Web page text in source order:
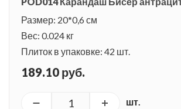
Размер: 20*0,6 см
Вес: 0.024 кг
Плиток в упаковке: 42 шт.
189.10 руб.
шт.